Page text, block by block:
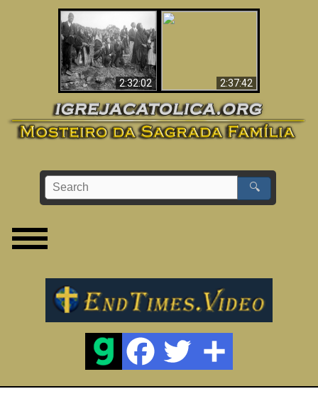
2:32:02
O Terceiro Segredo
de Fátima
2:37:42
🔍